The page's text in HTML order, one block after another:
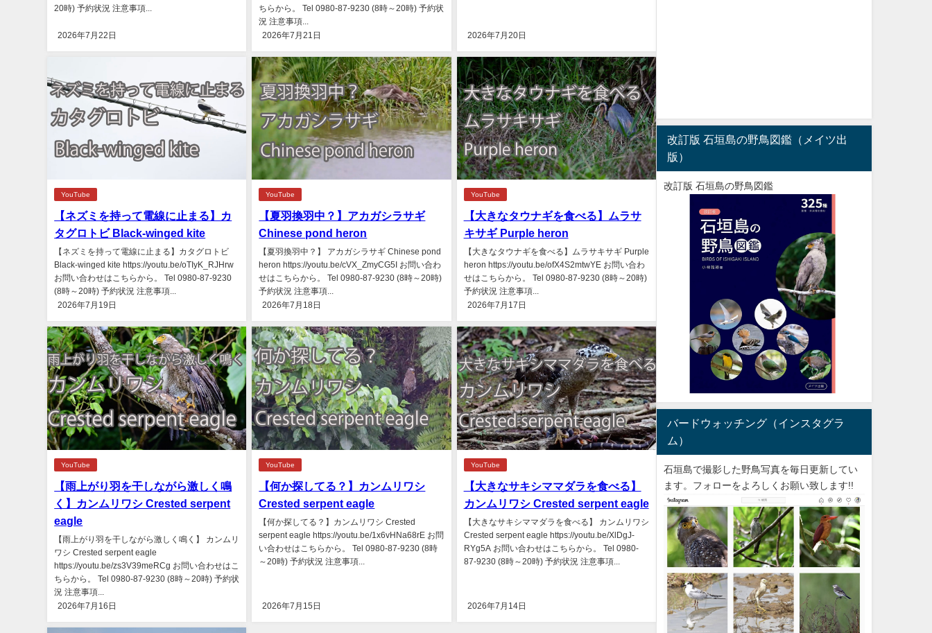
20時) 予約状況 注意事項...
2026年7月22日
ちらから。 Tel 0980-87-9230 (8時～20時) 予約状
況 注意事項...
2026年7月21日
2026年7月20日
YouTube
【ネズミを持って電線に止まる】カ
タグロトビ Black-winged kite
【ネズミを持って電線に止まる】カタグロトビ
Black-winged kite https://youtu.be/oTIyK_RJHrw
お問い合わせはこちらから。 Tel 0980-87-9230
(8時～20時) 予約状況 注意事項...
2026年7月19日
YouTube
【夏羽換羽中？】アカガシラサギ
Chinese pond heron
【夏羽換羽中？】 アカガシラサギ Chinese pond
heron https://youtu.be/cVX_ZmyCG5I お問い合わ
せはこちらから。 Tel 0980-87-9230 (8時～20時)
予約状況 注意事項...
2026年7月18日
YouTube
【大きなタウナギを食べる】ムラサ
キサギ Purple heron
【大きなタウナギを食べる】ムラサキサギ Purple
heron https://youtu.be/ofX4S2mtwYE お問い合わ
せはこちらから。 Tel 0980-87-9230 (8時～20時)
予約状況 注意事項...
2026年7月17日
YouTube
【雨上がり羽を干しながら激しく鳴
く】カンムリワシ Crested serpent
eagle
【雨上がり羽を干しながら激しく鳴く】 カンムリ
ワシ Crested serpent eagle
https://youtu.be/zs3V39meRCg お問い合わせはこ
ちらから。 Tel 0980-87-9230 (8時～20時) 予約状
況 注意事項...
2026年7月16日
YouTube
【何か探してる？】カンムリワシ
Crested serpent eagle
【何か探してる？】カンムリワシ Crested
serpent eagle https://youtu.be/1x6vHNa68rE お問
い合わせはこちらから。 Tel 0980-87-9230 (8時
～20時) 予約状況 注意事項...
2026年7月15日
YouTube
【大きなサキシママダラを食べる】
カンムリワシ Crested serpent eagle
【大きなサキシママダラを食べる】 カンムリワシ
Crested serpent eagle https://youtu.be/XlDgJ-
RYg5A お問い合わせはこちらから。 Tel 0980-
87-9230 (8時～20時) 予約状況 注意事項...
2026年7月14日
改訂版 石垣島の野鳥図鑑（メイツ出
版）
改訂版 石垣島の野鳥図鑑
バードウォッチング（インスタグラ
ム）
石垣島で撮影した野鳥写真を毎日更新してい
ます。フォローをよろしくお願い致します!!